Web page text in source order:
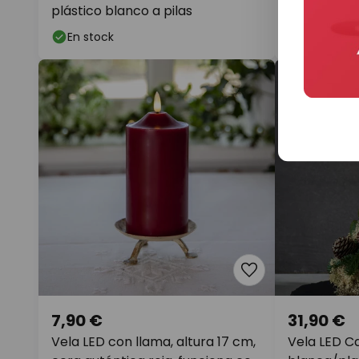
plástico blanco a pilas
En stock
negra,
Vela LED con llama, altura 17 cm,
7,90 €
Vela LED
31,90 €